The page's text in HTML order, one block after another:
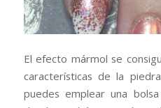
El efecto mármol se
características de la
puedes emplear una